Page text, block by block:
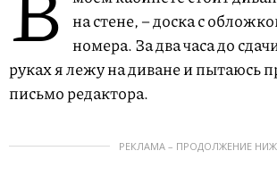
на стене, – доска с
номера. За два часа до
руках я лежу на диване и пытаюсь
письмо редактора.
РЕКЛАМА – ПРОДОЛЖЕНИЕ